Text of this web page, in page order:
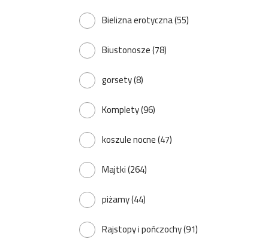
Bielizna erotyczna(55)
Biustonosze(78)
gorsety(8)
Komplety(96)
koszule nocne(47)
Majtki(264)
piżamy(44)
Rajstopy i pończochy(91)